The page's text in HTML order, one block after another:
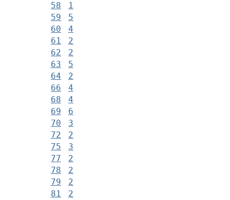
58
1
59
5
60
4
61
2
62
2
63
5
64
2
66
4
68
4
69
6
70
3
72
2
75
3
77
2
78
2
79
2
81
2